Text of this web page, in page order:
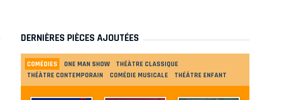
DERNIÈRES PIÈCES AJOUTÉES
COMÉDIES ONE MAN SHOW
THÉÀTRE CLASSIQUE
THÉÀTRE CONTEMPORAIN
COMÉDIE MUSICALE THÉÂTRE ENFANT